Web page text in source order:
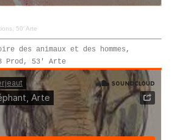
50′ Arte
des animaux et des hommes,
Prod, 53′ Arte